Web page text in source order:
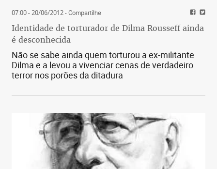
07:00 - 20/06/2012- Compartilhe
Identidade de torturador de Dilma Rousseff ainda
é desconhecida
Não se sabe ainda quem torturou a ex-militante
Dilma e a levou a vivenciar cenas de verdadeiro
terror nos porões da ditadura